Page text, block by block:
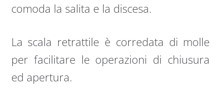
comoda la salita e la discesa.
La scala retrattile è corredata di molle
per facilitare le operazioni di chiusura
ed apertura.